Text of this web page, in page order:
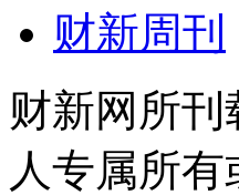
财新周刊
财新网所
人专属所